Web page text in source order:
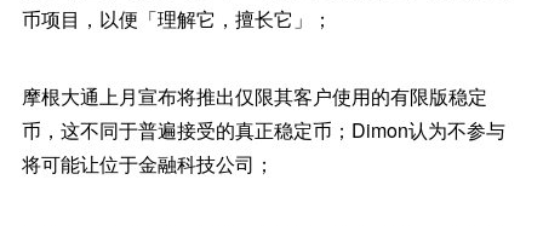
币项目，以便「理解它，擅长它」；
摩根大通上月宣布将推出仅限其客户使用的有限版稳定
币，这不同于普遍接受的真正稳定币；Dimon认为不参与
将可能让位于金融科技公司；